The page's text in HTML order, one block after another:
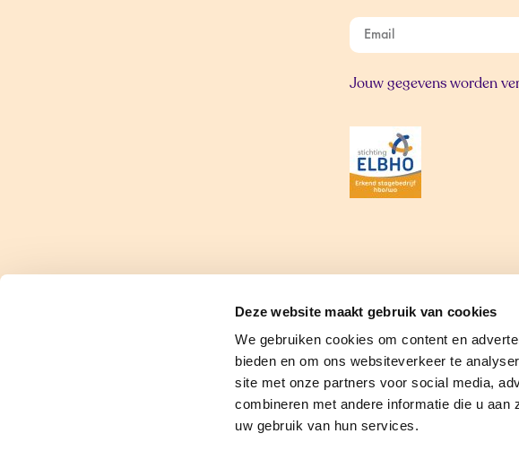
Deze website maakt gebruik van cookies
We gebruiken cookies om content en
bieden en om ons websiteverkeer te
site met onze partners voor social media,
combineren met andere informatie die u
uw gebruik van hun services.
Jouw gegevens worden
Klachtenregelement